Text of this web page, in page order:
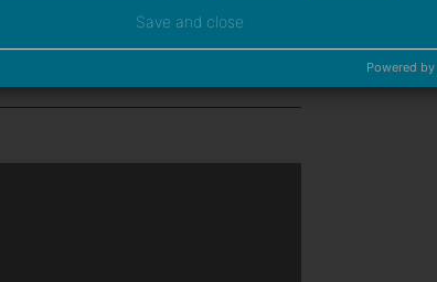
chambres : 4
Save and close
Powered by